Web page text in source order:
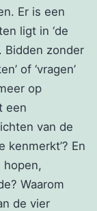
Er is een
ligt in ‘de
Bidden zonder
of ‘vragen’
op
een
van de
kenmerkt’? En
hopen,
Waarom
de vier